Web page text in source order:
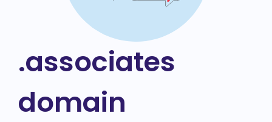
.associates
domain